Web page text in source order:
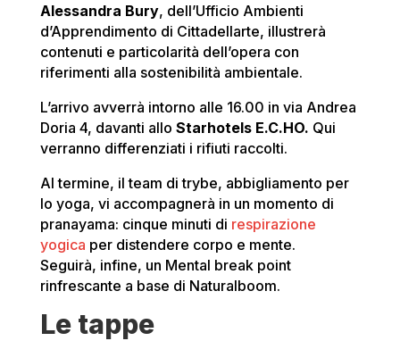
Alessandra Bury, dell’Ufficio Ambienti
d’Apprendimento di Cittadellarte, illustrerà
contenuti e particolarità dell’opera con
riferimenti alla sostenibilità ambientale.
L’arrivo avverrà intorno alle 16.00 in via Andrea
Doria 4, davanti allo Starhotels E.C.HO. Qui
verranno differenziati i rifiuti raccolti.
Al termine, il team di trybe, abbigliamento per
lo yoga, vi accompagnerà in un momento di
pranayama: cinque minuti di respirazione
yogica per distendere corpo e mente.
Seguirà, infine, un Mental break point
rinfrescante a base di Naturalboom.
Le tappe